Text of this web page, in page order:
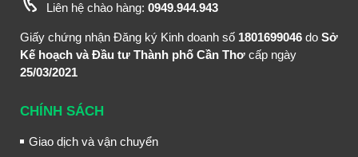
Liên hệ chào hàng: 0949.944.943
Giấy chứng nhận Đăng ký Kinh doanh số 1801699046 do Sở
Kế hoạch và Đầu tư Thành phố Cần Thơ cấp ngày
25/03/2021
CHÍNH SÁCH
Giao dịch và vận chuyển